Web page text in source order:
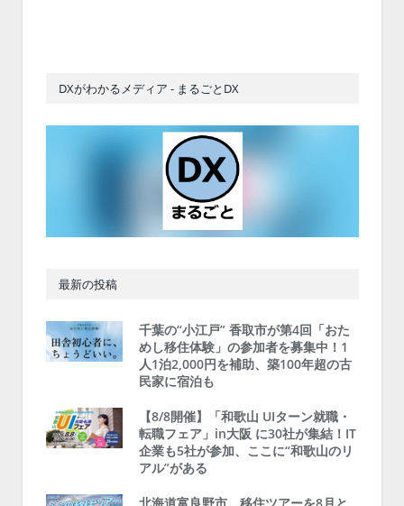
DXがわかるメディア - まるごとDX
最新の投稿
千葉の“小江戸” 香取市が第4回「おた
めし移住体験」の参加者を募集中！1
人1泊2,000円を補助、築100年超の古
民家に宿泊も
【8/8開催】「和歌山 UIターン就職・
転職フェア」in大阪 に30社が集結！IT
企業も5社が参加、ここに“和歌山のリ
アル”がある